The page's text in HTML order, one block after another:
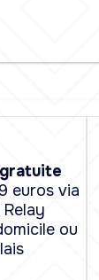
gratuite
euros via
ou